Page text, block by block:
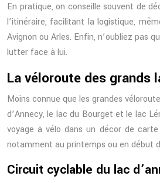
En pratique, on conseille souvent de
l’itinéraire, facilitant la logistique,
Avignon ou Arles. Enfin, n’oubliez pas
lutter face à lui.
La véloroute des grands
Moins connue que les grandes
d’Annecy, le lac du Bourget et le lac
voyage à vélo dans un décor de
notamment au printemps ou en début
Circuit cyclable du lac